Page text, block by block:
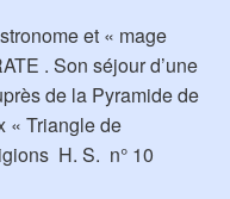
et « mage
. Son séjour d’une
de la Pyramide de
« Triangle de
H. S. n° 10